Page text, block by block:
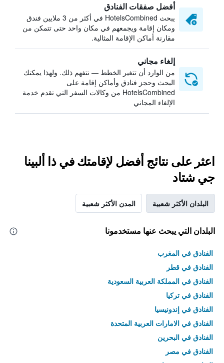
أفضل صفقات الفنادق
يبحث HotelsCombined في أكثر من 3 ملايين فندق
ومكان إقامة ويجمعهم في مكان واحد حتى تتمكن من
مقارنة أماكن الإقامة المثالية.
إلغاء مجاني
من الوارد أن تتغير الخطط — نتفهم ذلك. ولهذا يمكنك
البحث وحجز فنادق وأماكن إقامة على
HotelsCombined من وكالات السفر التي تقدم خدمة
الإلغاء المجاني
اعثر على نتائج أفضل لإقامتك في ذا ألبينا
جي شتاد
البلدان الأكثر شعبية المدن الأكثر شعبية
البلدان التي يبحث عنها مستخدمونا
الفنادق في المغرب
الفنادق في قطر
الفنادق في المملكة العربية السعودية
الفنادق في تركيا
الفنادق في إندونيسيا
الفنادق في الامارات العربية المتحدة
الفنادق في البحرين
الفنادق في مصر